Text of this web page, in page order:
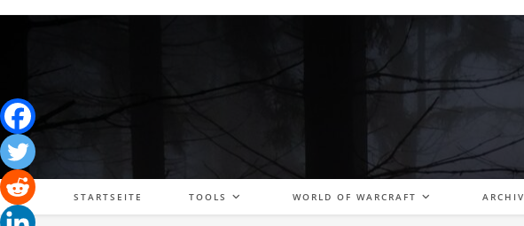
STARTSEITE TOOLS WORLD OF WARCRAFT ARCHIV